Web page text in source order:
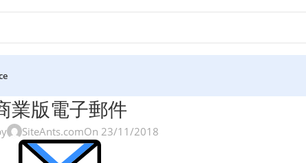
業版電子郵件
SiteAnts.comOn 23/11/2018